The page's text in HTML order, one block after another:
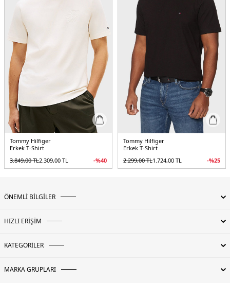
Tommy Hilfiger
Erkek T-Shirt
3.849,00TL2.309,00 TL -%40
Tommy Hilfiger
Erkek T-Shirt
2.299,00TL1.724,00 TL -%25
ÖNEMLİ BİLGİLER
HIZLI ERİŞİM
KATEGORİLER
MARKA GRUPLARI